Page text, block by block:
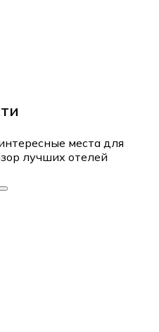
места для
лучших отелей